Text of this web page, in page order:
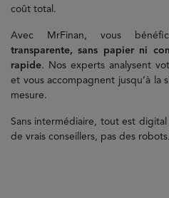
coût total.
Avec MrFinan, vous
transparente, sans papier ni
rapide. Nos experts analysent
et vous accompagnent jusqu’à la
mesure.
Sans intermédiaire, tout est
de vrais conseillers, pas des robots.